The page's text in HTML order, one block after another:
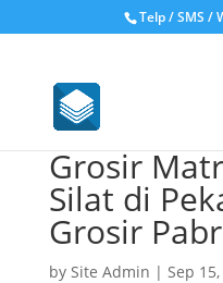
Telp / SMS /
Grosir
Silat di
Grosir
by Site Admin | Sep